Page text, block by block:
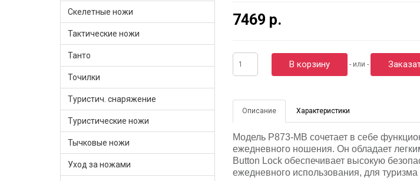
Скелетные ножи
Тактические ножи
Танто
Точилки
Туристич. снаряжение
Туристические ножи
Тычковые ножи
Уход за ножами
7469 р.
В корзину - или -
Описание Характеристики
Модель P873-MB сочетает в себе
ежедневного ношения. Он обладает
Button Lock обеспечивает высокую
ежедневного использования, для